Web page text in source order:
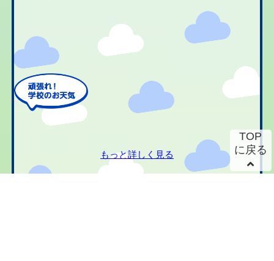
もっと詳しく見る
TOP
に戻る